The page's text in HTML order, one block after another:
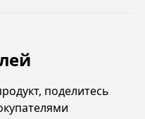
поделитесь